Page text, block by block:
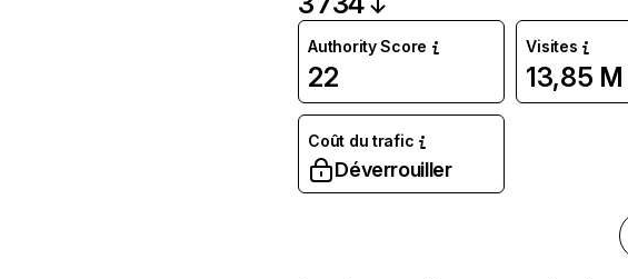
Authority Score
22
Visites
13,85 M
Coût du trafic
Déverrouiller